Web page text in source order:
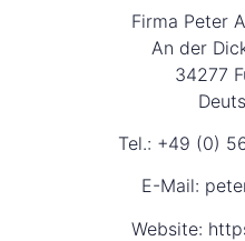
Firma Peter
An der
34277
Tel.: +49 (0)
E-Mail:
Website: